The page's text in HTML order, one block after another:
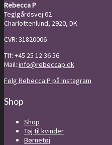
Rebecca P
Teglgårdsvej 62
Charlottenlund, 2920, DK
CVR: 31820006
Tlf: +45 25 12 36 56
Mail: info@rebeccap.dk
Følg Rebecca P på Instagram
Shop
Shop
Tøj til kvinder
Børnetøj